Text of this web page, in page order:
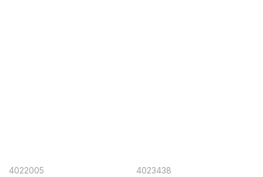
4022005 4023438